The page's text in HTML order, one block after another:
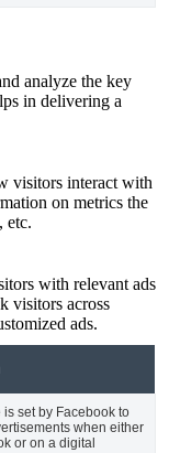
analyze the key
in delivering a
visitors interact with
on metrics the
etc.
with relevant ads
visitors across
ads.
is set by Facebook to
when either
or on a digital